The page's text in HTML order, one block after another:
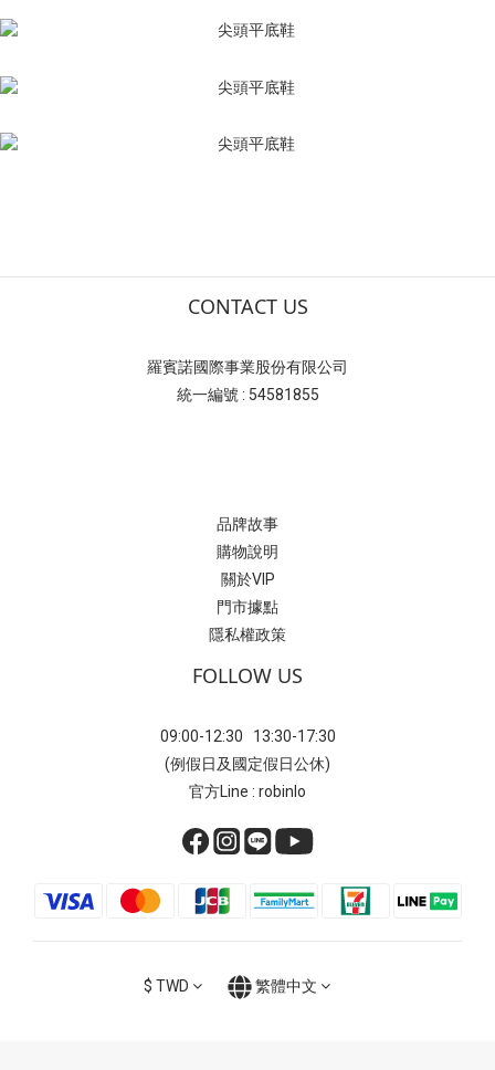
CONTACT US
羅賓諾國際事業股份有限公司
統一編號 : 54581855
品牌故事
購物說明
關於VIP
門市據點
隱私權政策
FOLLOW US
09:00-12:30 13:30-17:30
(例假日及國定假日公休)
官方Line : robinlo
$ TWD 繁體中文